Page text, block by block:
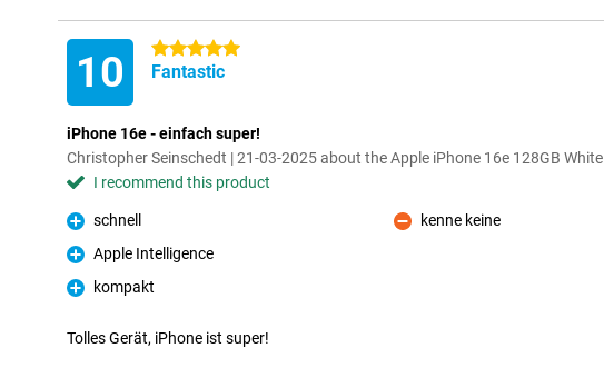
10 5 stars
Fantastic
iPhone 16e - einfach super!
Christopher Seinschedt | 21-03-2025 about the Apple iPhone 16e 128GB White
I recommend this product
Pro
schnell
Pro
Apple Intelligence
Pro
kompakt
Con
kenne keine
Tolles Gerät, iPhone ist super!